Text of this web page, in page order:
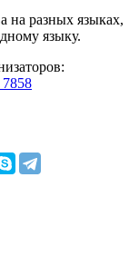
на разных языках,
языку.